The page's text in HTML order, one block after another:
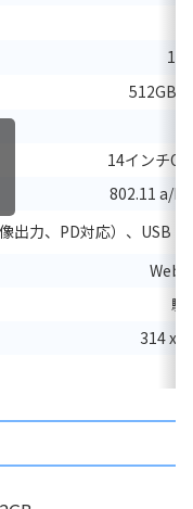
512GB/
14インチ
802.11 a/
出力、PD対応）、USB
Web
駆
314 x